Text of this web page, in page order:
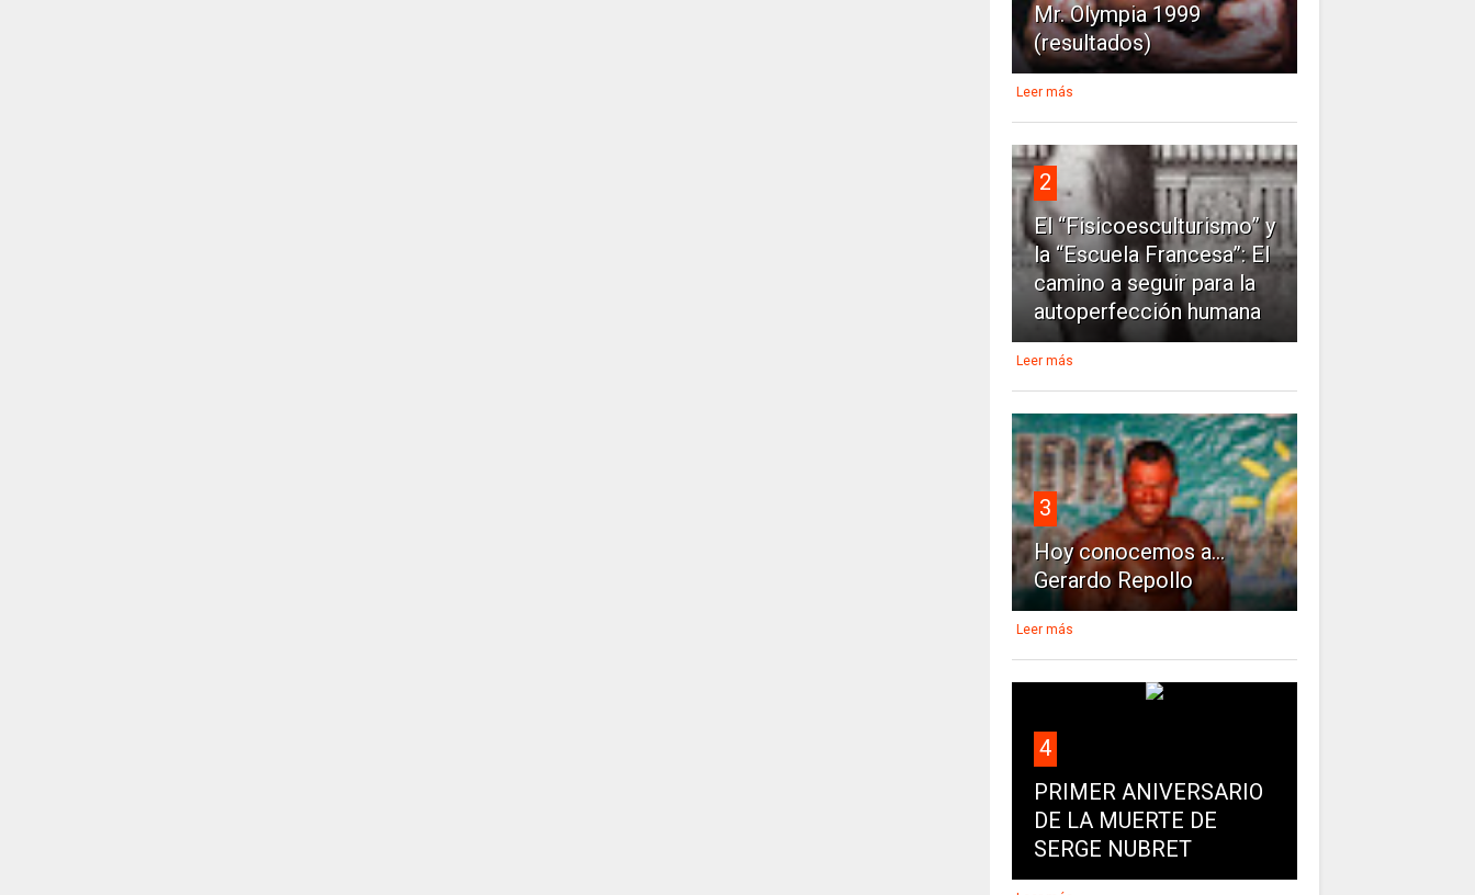
Mr. Olympia 1999
(resultados)
Leer más
2
El “Fisicoesculturismo” y
la “Escuela Francesa”: El
camino a seguir para la
autoperfección humana
Leer más
3
Hoy conocemos a...
Gerardo Repollo
Leer más
4
PRIMER ANIVERSARIO
DE LA MUERTE DE
SERGE NUBRET